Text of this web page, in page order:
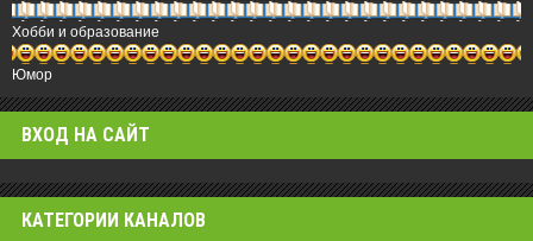
Хобби и образование
Юмор
ВХОД НА САЙТ
КАТЕГОРИИ КАНАЛОВ